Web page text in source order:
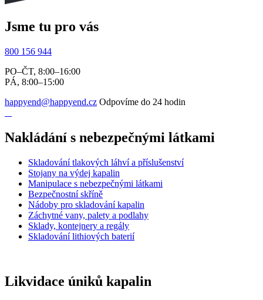
Jsme tu pro vás
800 156 944
PO–ČT, 8:00–16:00
PÁ, 8:00–15:00
happyend@happyend.cz Odpovíme do 24 hodin
Nakládání s nebezpečnými látkami
Skladování tlakových láhví a příslušenství
Stojany na výdej kapalin
Manipulace s nebezpečnými látkami
Bezpečnostní skříně
Nádoby pro skladování kapalin
Záchytné vany, palety a podlahy
Sklady, kontejnery a regály
Skladování lithiových baterií
Likvidace úniků kapalin